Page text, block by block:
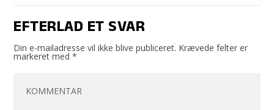
EFTERLAD ET SVAR
Din e-mailadresse vil ikke blive publiceret. Krævede felter er
markeret med*